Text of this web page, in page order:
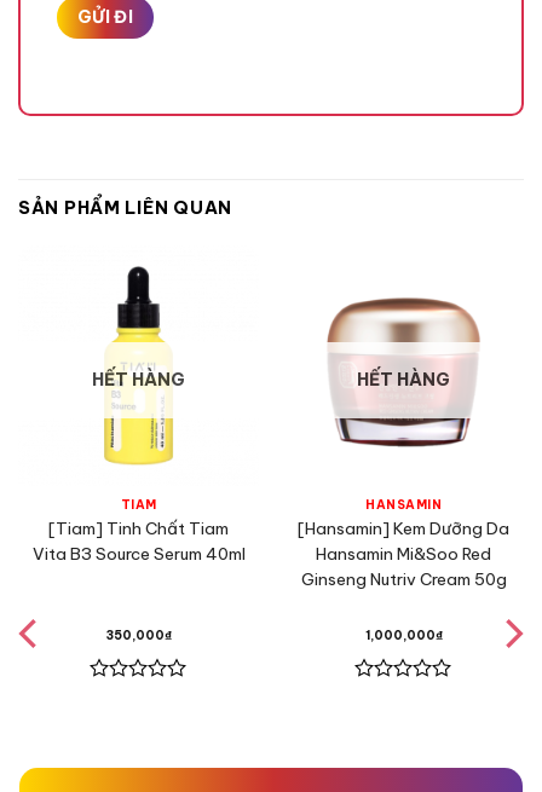
SẢN PHẨM LIÊN QUAN
HẾT HÀNG
TIAM
[Tiam] Tinh Chất Tiam
Vita B3 Source Serum 40ml
350,000₫
5
HẾT HÀNG
HANSAMIN
[Hansamin] Kem Dưỡng Da
Hansamin Mi&Soo Red
Ginseng Nutriv Cream 50g
1,000,000₫
5